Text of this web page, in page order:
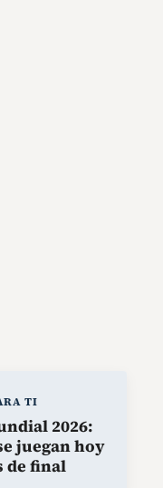
TI
2026:
juegan hoy
de final